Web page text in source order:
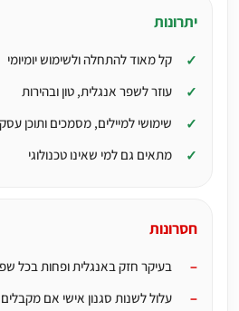
יתרונות
קל מאוד להתחלה ולשימוש יומיומי
עוזר לשפר אנגלית, טון ובהירות
שימושי למיילים, מסמכים ותוכן
מתאים גם למי שאינו טכנולוגי
חסרונות
בעיקר חזק באנגלית ופחות בכל
עלול לשנות סגנון אישי אם